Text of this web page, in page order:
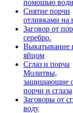
помощью
Снятие порчи
отливками на
Заговор от
серебро.
Выкатывание
яйцом
Сглаз и порча
Молитвы,
защищающие
порчи и сглаза
Заговоры от
воду